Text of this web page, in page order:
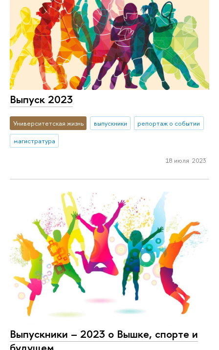
Выпуск 2023
Университетская жизнь выпускники
репортаж о событии
магистратура
18 июля 2023
Выпускники – 2023 о Вышке, спорте и